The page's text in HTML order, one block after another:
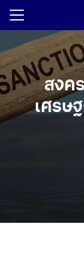
Skip
content
for:
สงค
เศรษ